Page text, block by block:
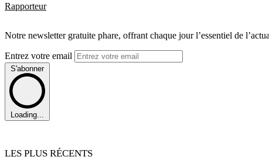
Rapporteur
Notre newsletter gratuite phare, offrant chaque jour l’essentiel de
Entrez votre email
S'abonner
Loading...
LES PLUS RÉCENTS